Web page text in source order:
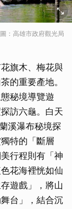
：高雄市政府觀光局
旗木、梅花與
的重要產地。
秘境導覽遊
訪六龜。白天
溪瀑布秘境探
特的「斷層
行程則有「神
花海裡恍如仙
遊戲」，將山
台」，結合沉